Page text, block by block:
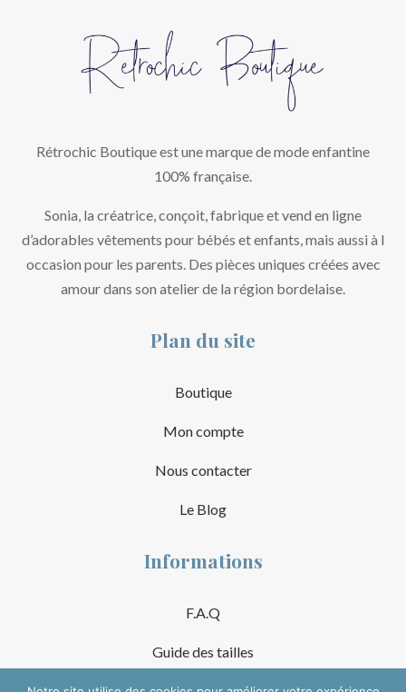
Rétrochic Boutique est une marque de mode enfantine
100% française.
Sonia, la créatrice, conçoit, fabrique et vend en ligne
d’adorables vêtements pour bébés et enfants, mais aussi à l
occasion pour les parents. Des pièces uniques créées avec
amour dans son atelier de la région bordelaise.
Plan du site
Boutique
Mon compte
Nous contacter
Le Blog
Informations
F.A.Q
Guide des tailles